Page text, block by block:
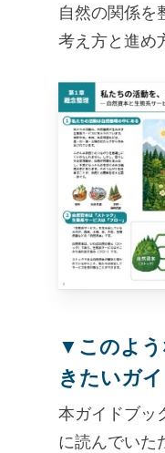
自然の関係を
考え方と進め
▼このよ
きたいガ
本ガイドブッ
に読んでいた